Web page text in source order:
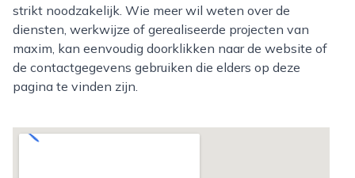
strikt noodzakelijk. Wie meer wil weten over de
diensten, werkwijze of gerealiseerde projecten van
maxim, kan eenvoudig doorklikken naar de website of
de contactgegevens gebruiken die elders op deze
pagina te vinden zijn.